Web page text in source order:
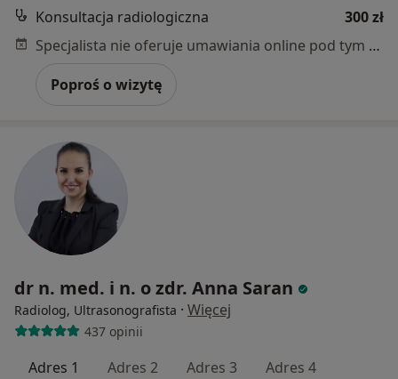
Konsultacja radiologiczna
300 zł
Specjalista nie oferuje umawiania online pod tym adresem.
Poproś o wizytę
dr n. med. i n. o zdr. Anna Saran
Radiolog, Ultrasonografista · Więcej
437 opinii
Adres 1 Adres 2 Adres 3 Adres 4